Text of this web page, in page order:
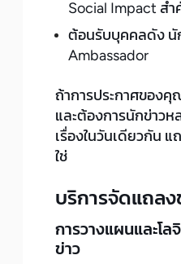
Social Impact ส
ต้อนรับบุคคลดัง นั
Ambassador
ถ้าการประกาศของ
และต้องการนักข่าวห
เรื่องในวันเดียวกัน
ใช่
บริการจัดแถลง
การวางแผนและโ
ข่าว